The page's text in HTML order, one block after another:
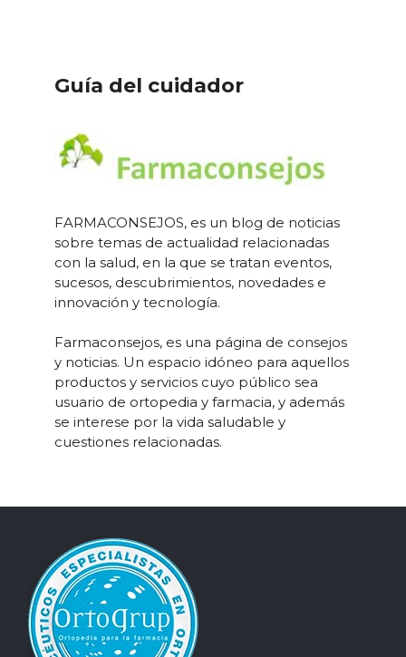
Guía del cuidador
FARMACONSEJOS, es un blog de noticias
sobre temas de actualidad relacionadas
con la salud, en la que se tratan eventos,
sucesos, descubrimientos, novedades e
innovación y tecnología.
Farmaconsejos, es una página de consejos
y noticias. Un espacio idóneo para aquellos
productos y servicios cuyo público sea
usuario de ortopedia y farmacia, y además
se interese por la vida saludable y
cuestiones relacionadas.